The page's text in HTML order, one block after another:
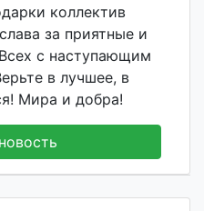
коллектив
за приятные и
с наступающим
в лучшее, в
Мира и добра!